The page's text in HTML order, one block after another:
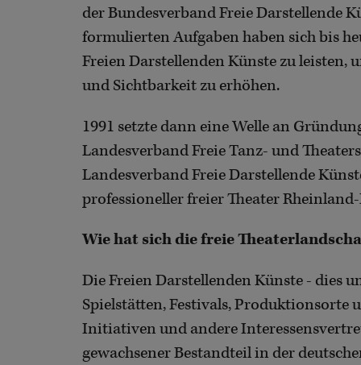
der Bundesverband Freie Darstellende
formulierten Aufgaben haben sich bis
Freien Darstellenden Künste zu leisten,
und Sichtbarkeit zu erhöhen.
1991 setzte dann eine Welle an
Landesverband Freie Tanz- und
Landesverband Freie Darstellende
professioneller freier Theater
Wie hat sich die freie
Die Freien Darstellenden Künste - dies
Spielstätten, Festivals, Produktionsorte
Initiativen und andere
gewachsener Bestandteil in der